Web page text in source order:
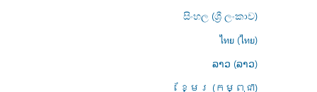
සිංහල (ශ්‍රී ලංකාව)
ไทย (ไทย)
ລາວ (ລາວ)
ខ្មែរ (កម្ពុជា)